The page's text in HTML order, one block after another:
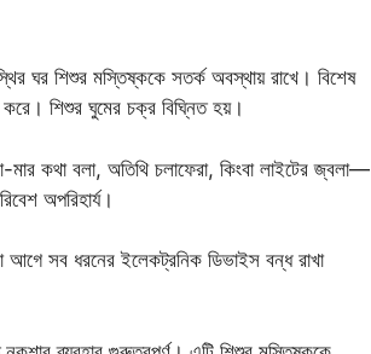
ঘর শিশুর মস্তিষ্ককে সতর্ক অবস্থায় রাখে। বিশেষ
করে। শিশুর ঘুমের চক্র বিঘ্নিত হয়।
মার কথা বলা, অতিথি চলাফেরা, কিংবা লাইটের জ্বলা—
অপরিহার্য।
আগে সব ধরনের ইলেকট্রনিক ডিভাইস বন্ধ রাখা